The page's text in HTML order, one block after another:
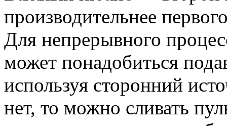
производительнее
Для непрерывного
может понадобиться
используя сторонний
нет, то можно сливать